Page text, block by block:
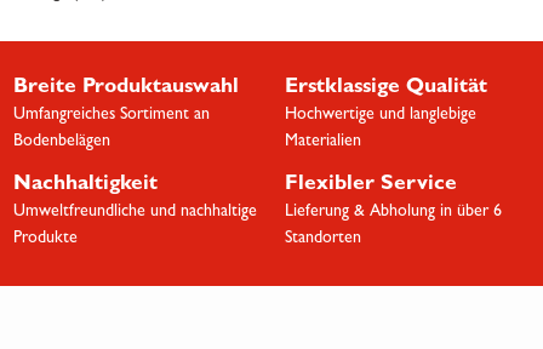
Breite Produktauswahl
Umfangreiches Sortiment an
Bodenbelägen
Erstklassige Qualität
Hochwertige und langlebige
Materialien
Nachhaltigkeit
Umweltfreundliche und nachhaltige
Produkte
Flexibler Service
Lieferung & Abholung in über 6
Standorten